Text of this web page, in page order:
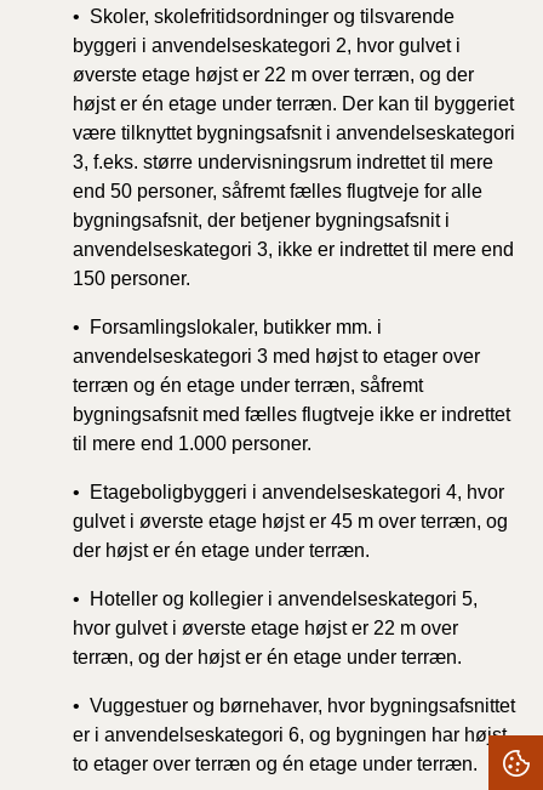
• Skoler, skolefritidsordninger og tilsvarende
byggeri i anvendelseskategori 2, hvor gulvet i
øverste etage højst er 22 m over terræn, og der
højst er én etage under terræn. Der kan til byggeriet
være tilknyttet bygningsafsnit i anvendelseskategori
3, f.eks. større undervisningsrum indrettet til mere
end 50 personer, såfremt fælles flugtveje for alle
bygningsafsnit, der betjener bygningsafsnit i
anvendelseskategori 3, ikke er indrettet til mere end
150 personer.
• Forsamlingslokaler, butikker mm. i
anvendelseskategori 3 med højst to etager over
terræn og én etage under terræn, såfremt
bygningsafsnit med fælles flugtveje ikke er indrettet
til mere end 1.000 personer.
• Etageboligbyggeri i anvendelseskategori 4, hvor
gulvet i øverste etage højst er 45 m over terræn, og
der højst er én etage under terræn.
• Hoteller og kollegier i anvendelseskategori 5,
hvor gulvet i øverste etage højst er 22 m over
terræn, og der højst er én etage under terræn.
• Vuggestuer og børnehaver, hvor bygningsafsnittet
er i anvendelseskategori 6, og bygningen har højst
to etager over terræn og én etage under terræn.